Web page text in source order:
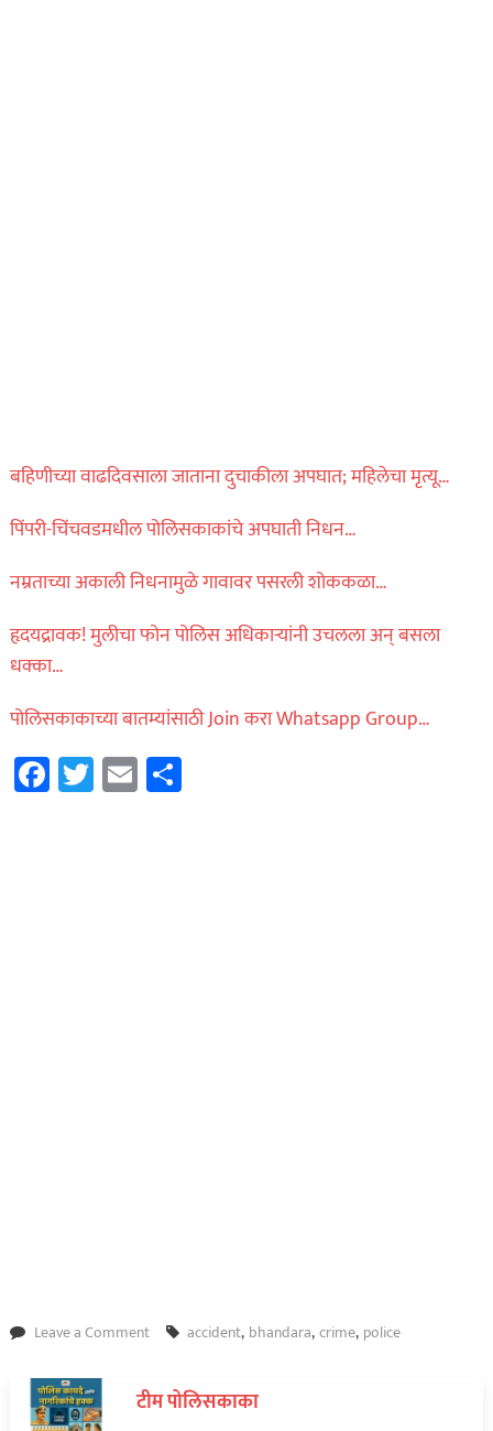
बहिणीच्या वाढदिवसाला जाताना दुचाकीला अपघात; महिलेचा मृत्यू…
पिंपरी-चिंचवडमधील पोलिसकाकांचे अपघाती निधन…
नम्रताच्या अकाली निधनामुळे गावावर पसरली शोककळा…
हृदयद्रावक! मुलीचा फोन पोलिस अधिकाऱ्यांनी उचलला अन् बसला
धक्का…
पोलिसकाकाच्या बातम्यांसाठी Join करा Whatsapp Group…
Facebook
Twitter
EmailShare
Leave a Commenton
नातेवाईकाशी
accident, bhandara,crime, police
टीम पोलिसकाका